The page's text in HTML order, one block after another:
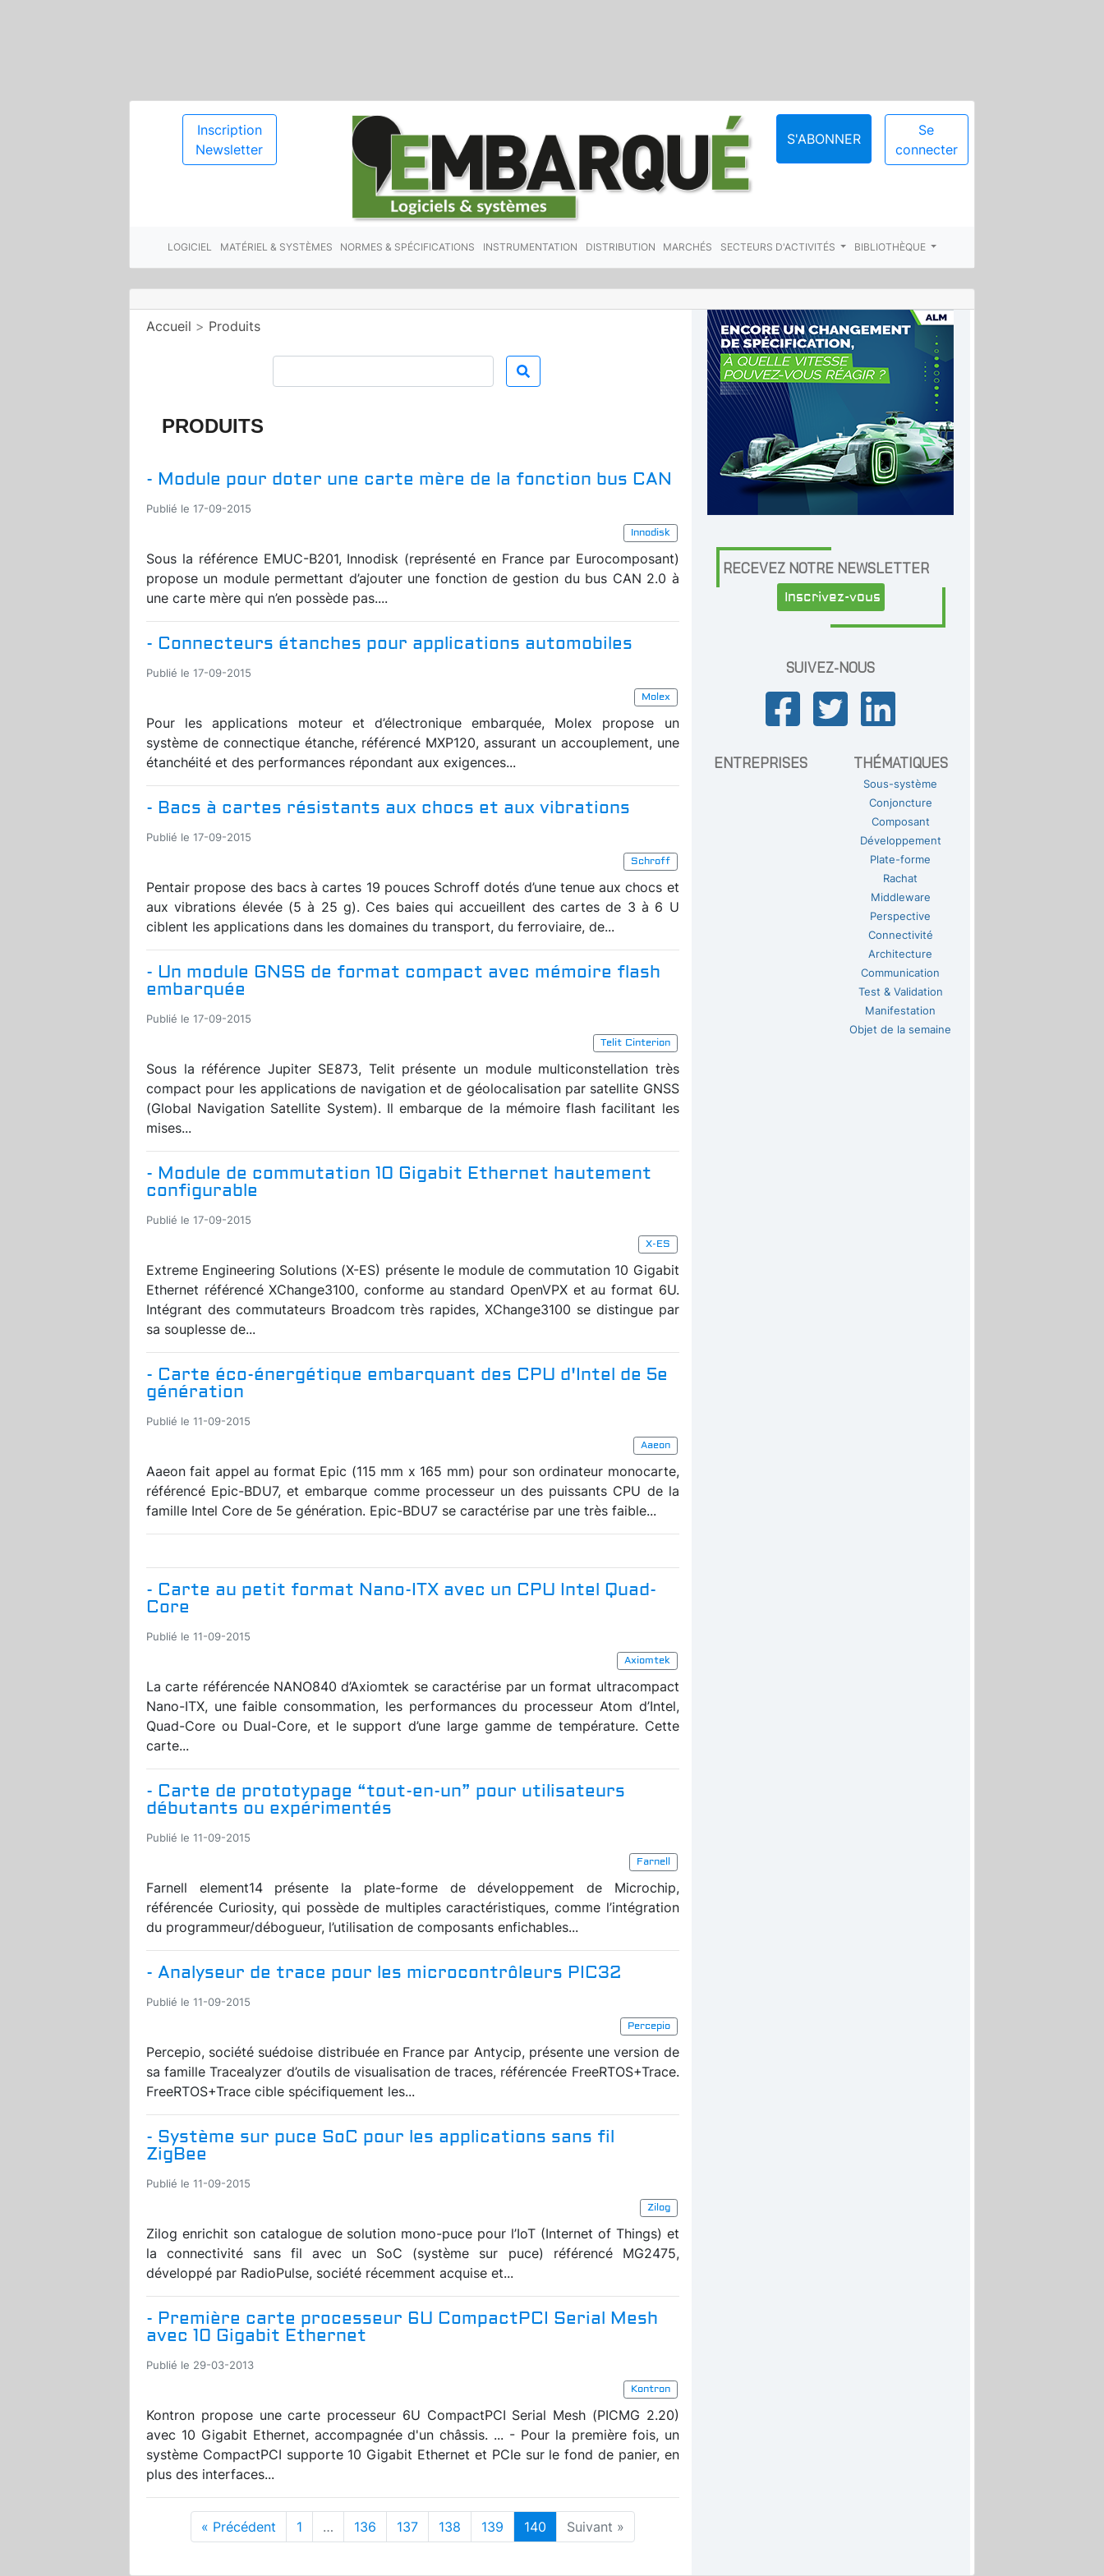
Inscription
Newsletter
S'ABONNER
Se
connecter
LOGICIEL MATÉRIEL & SYSTÈMES NORMES & SPÉCIFICATIONS INSTRUMENTATION DISTRIBUTION MARCHÉS SECTEURS D'ACTIVITÉS BIBLIOTHÈQUE
Accueil > Produits
PRODUITS
- Module pour doter une carte mère de la fonction bus CAN
Publié le 17-09-2015
Innodisk
Sous la référence EMUC-B201, Innodisk (représenté en France par Eurocomposant)
propose un module permettant d’ajouter une fonction de gestion du bus CAN 2.0 à
une carte mère qui n’en possède pas....
- Connecteurs étanches pour applications automobiles
Publié le 17-09-2015
Molex
Pour les applications moteur et d’électronique embarquée, Molex propose un
système de connectique étanche, référencé MXP120, assurant un accouplement, une
étanchéité et des performances répondant aux exigences...
- Bacs à cartes résistants aux chocs et aux vibrations
Publié le 17-09-2015
Schroff
Pentair propose des bacs à cartes 19 pouces Schroff dotés d’une tenue aux chocs et
aux vibrations élevée (5 à 25 g). Ces baies qui accueillent des cartes de 3 à 6 U
ciblent les applications dans les domaines du transport, du ferroviaire, de...
- Un module GNSS de format compact avec mémoire flash
embarquée
Publié le 17-09-2015
Telit Cinterion
Sous la référence Jupiter SE873, Telit présente un module multiconstellation très
compact pour les applications de navigation et de géolocalisation par satellite GNSS
(Global Navigation Satellite System). Il embarque de la mémoire flash facilitant les
mises...
- Module de commutation 10 Gigabit Ethernet hautement
configurable
Publié le 17-09-2015
X-ES
Extreme Engineering Solutions (X-ES) présente le module de commutation 10 Gigabit
Ethernet référencé XChange3100, conforme au standard OpenVPX et au format 6U.
Intégrant des commutateurs Broadcom très rapides, XChange3100 se distingue par
sa souplesse de...
- Carte éco-énergétique embarquant des CPU d'Intel de 5e
génération
Publié le 11-09-2015
Aaeon
Aaeon fait appel au format Epic (115 mm x 165 mm) pour son ordinateur monocarte,
référencé Epic-BDU7, et embarque comme processeur un des puissants CPU de la
famille Intel Core de 5e génération. Epic-BDU7 se caractérise par une très faible...
- Carte au petit format Nano-ITX avec un CPU Intel Quad-
Core
Publié le 11-09-2015
Axiomtek
La carte référencée NANO840 d’Axiomtek se caractérise par un format ultracompact
Nano-ITX, une faible consommation, les performances du processeur Atom d’Intel,
Quad-Core ou Dual-Core, et le support d’une large gamme de température. Cette
carte...
- Carte de prototypage “tout-en-un” pour utilisateurs
débutants ou expérimentés
Publié le 11-09-2015
Farnell
Farnell element14 présente la plate-forme de développement de Microchip,
référencée Curiosity, qui possède de multiples caractéristiques, comme l’intégration
du programmeur/débogueur, l’utilisation de composants enfichables...
- Analyseur de trace pour les microcontrôleurs PIC32
Publié le 11-09-2015
Percepio
Percepio, société suédoise distribuée en France par Antycip, présente une version de
sa famille Tracealyzer d’outils de visualisation de traces, référencée FreeRTOS+Trace.
FreeRTOS+Trace cible spécifiquement les...
- Système sur puce SoC pour les applications sans fil
ZigBee
Publié le 11-09-2015
Zilog
Zilog enrichit son catalogue de solution mono-puce pour l’IoT (Internet of Things) et
la connectivité sans fil avec un SoC (système sur puce) référencé MG2475,
développé par RadioPulse, société récemment acquise et...
- Première carte processeur 6U CompactPCI Serial Mesh
avec 10 Gigabit Ethernet
Publié le 29-03-2013
Kontron
Kontron propose une carte processeur 6U CompactPCI Serial Mesh (PICMG 2.20)
avec 10 Gigabit Ethernet, accompagnée d'un châssis. ... - Pour la première fois, un
système CompactPCI supporte 10 Gigabit Ethernet et PCIe sur le fond de panier, en
plus des interfaces...
« Précédent 1 … 136 137 138 139 140 Suivant »
RECEVEZ NOTRE NEWSLETTER
Inscrivez-vous
SUIVEZ-NOUS
ENTREPRISES THÉMATIQUES
Sous-système
Conjoncture
Composant
Développement
Plate-forme
Rachat
Middleware
Perspective
Connectivité
Architecture
Communication
Test & Validation
Manifestation
Objet de la semaine